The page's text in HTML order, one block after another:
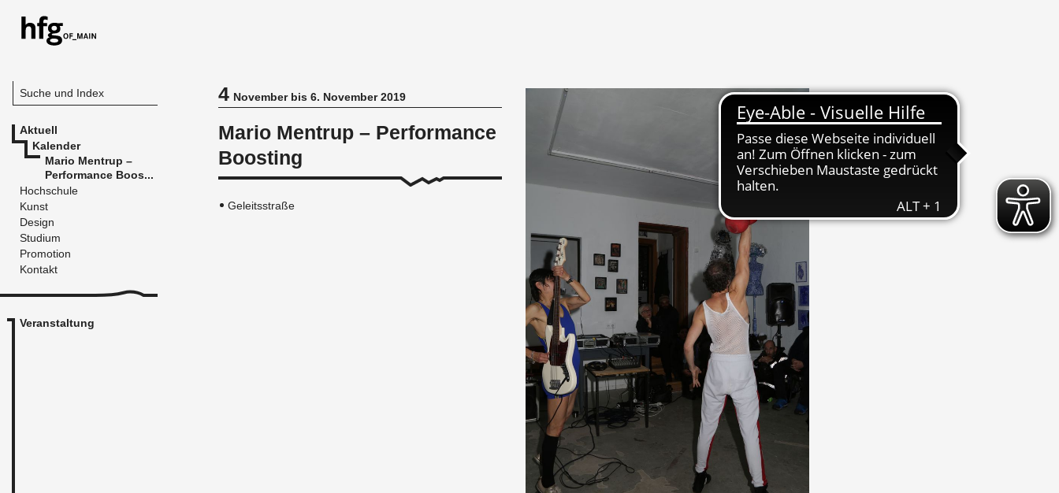
Suche und Index
Aktuell
Kalender
Mario Mentrup –
Performance Boos...
Hochschule
Kunst
Design
Studium
Promotion
Kontakt
Veranstaltung
4November bis 6. November 2019
Mario Mentrup – Performance
Boosting
Geleitsstraße